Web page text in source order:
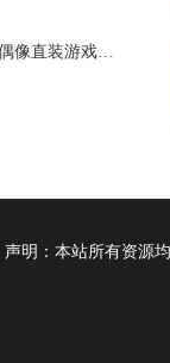
声明：本站所有资源